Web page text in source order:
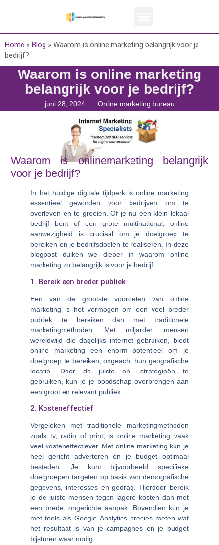
Home » Blog » Waarom is online marketing belangrijk voor je
bedrijf?
Waarom is online marketing
belangrijk voor je bedrijf?
juni 28, 2024 Online marketing bureau
Waarom is onlinemarketing belangrijk
voor je bedrijf?
In het huidige digitale tijdperk is online marketing
essentieel geworden voor bedrijven om te
overleven en te groeien. Of je nu een klein lokaal
bedrijf bent of een grote multinational, online
aanwezigheid is cruciaal om je doelgroep te
bereiken en je bedrijfsdoelen te realiseren. In deze
blogpost duiken we dieper in waarom online
marketing zo belangrijk is voor je bedrijf.
1. Bereik een breder publiek
Een van de grootste voordelen van online
marketing is het vermogen om een veel breder
publiek te bereiken dan met traditionele
marketingmethoden. Met miljarden mensen
wereldwijd die dagelijks internet gebruiken, biedt
online marketing een enorm potentieel om je
doelgroep te bereiken, ongeacht hun geografische
locatie. Door de juiste en -strategieën te
gebruiken, kun je je boodschap overbrengen aan
een groot en relevant publiek.
2. Kosteneffectief
Vergeleken met traditionele marketingmethoden
zoals tv, radio of print, is online marketing vaak
veel kosteneffectiever. Met online marketing kun je
heel gericht adverteren en je budget optimaal
besteden. Je kunt bijvoorbeeld specifieke
doelgroepen targeten op basis van demografische
gegevens, interesses en gedrag. Hierdoor bereik
je de juiste mensen tegen lagere kosten dan met
een brede, ongerichte aanpak. Bovendien kun je
met tools als Google Analytics precies meten wat
het resultaat is van je campagnes en je budget
bijsturen waar nodig.